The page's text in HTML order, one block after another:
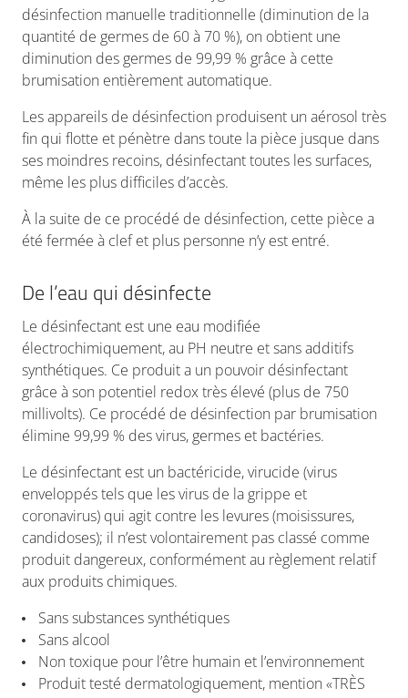
désinfection manuelle traditionnelle (diminution de la
quantité de germes de 60 à 70 %), on obtient une
diminution des germes de 99,99 % grâce à cette
brumisation entièrement automatique.
Les appareils de désinfection produisent un aérosol très
fin qui flotte et pénètre dans toute la pièce jusque dans
ses moindres recoins, désinfectant toutes les surfaces,
même les plus difficiles d’accès.
À la suite de ce procédé de désinfection, cette pièce a
été fermée à clef et plus personne n’y est entré.
De l’eau qui désinfecte
Le désinfectant est une eau modifiée
électrochimiquement, au PH neutre et sans additifs
synthétiques. Ce produit a un pouvoir désinfectant
grâce à son potentiel redox très élevé (plus de 750
millivolts). Ce procédé de désinfection par brumisation
élimine 99,99 % des virus, germes et bactéries.
Le désinfectant est un bactéricide, virucide (virus
enveloppés tels que les virus de la grippe et
coronavirus) qui agit contre les levures (moisissures,
candidoses); il n’est volontairement pas classé comme
produit dangereux, conformément au règlement relatif
aux produits chimiques.
Sans substances synthétiques
Sans alcool
Non toxique pour l’être humain et l’environnement
Produit testé dermatologiquement, mention «TRÈS